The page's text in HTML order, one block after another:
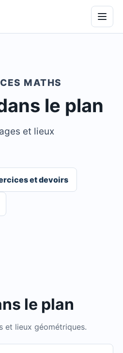
Menu
MATHS
le plan
et lieux
et devoirs
le plan
et lieux géométriques.